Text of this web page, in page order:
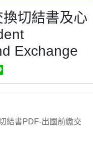
切結書及心
Exchange
結書PDF-出國前繳交